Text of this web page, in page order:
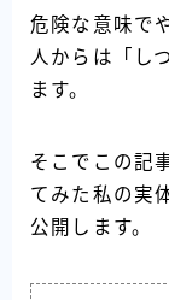
危険な意味で
人からは「し
ます。
そこでこの記
てみた私の実
公開します。